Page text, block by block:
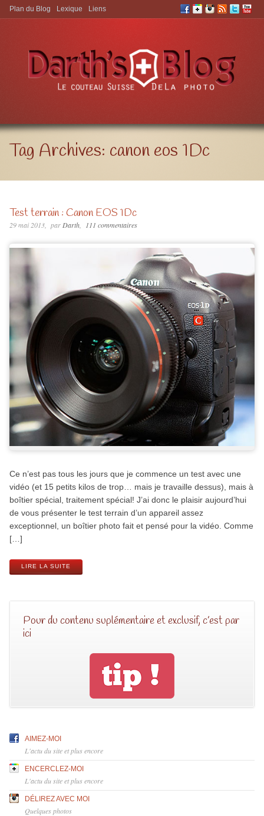
Aller à:
Plan du Blog Lexique Liens
Tag Archives: canon eos 1Dc
Test terrain : Canon EOS 1Dc
29 mai 2013 parDarth 111 commentaires
Ce n’est pas tous les jours que je commence un test avec une
vidéo (et 15 petits kilos de trop… mais je travaille dessus), mais à
boîtier spécial, traitement spécial! J’ai donc le plaisir aujourd’hui
de vous présenter le test terrain d’un appareil assez
exceptionnel, un boîtier photo fait et pensé pour la vidéo. Comme
[…]
LIRE LA SUITE
Pour du contenu suplémentaire et exclusif, c’est par
ici
AIMEZ-MOI
L'actu du site et plus encore
ENCERCLEZ-MOI
L'actu du site et plus encore
DÉLIREZ AVEC MOI
Quelques photos